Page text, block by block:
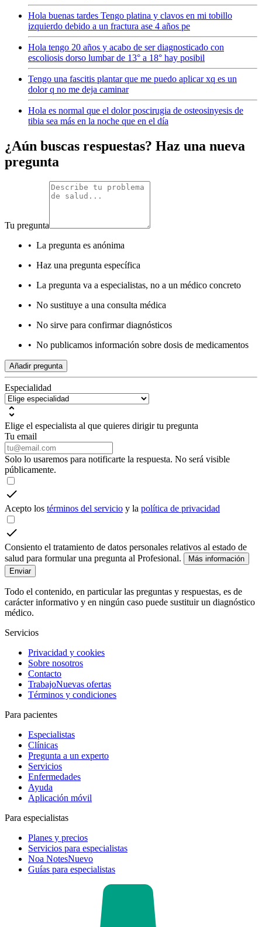
Hola buenas tardes Tengo platina y clavos en mi tobillo
izquierdo debido a un fractura ase 4 años pe
Hola tengo 20 años y acabo de ser diagnosticado con
escoliosis dorso lumbar de 13° a 18° hay posibil
Tengo una fascitis plantar que me puedo aplicar xq es un
dolor q no me deja caminar
Hola es normal que el dolor poscirugia de osteosinyesis de
tibia sea más en la noche que en el día
¿Aún buscas respuestas? Haz una nueva
pregunta
Tu pregunta
• La pregunta es anónima
• Haz una pregunta específica
• La pregunta va a especialistas, no a un médico concreto
• No sustituye a una consulta médica
• No sirve para confirmar diagnósticos
• No publicamos información sobre dosis de medicamentos
Añadir pregunta
Especialidad
Elige el especialista al que quieres dirigir tu pregunta
Tu email
Solo lo usaremos para notificarte la respuesta. No será visible
públicamente.
Acepto los términos del servicio y la política de privacidad
Consiento el tratamiento de datos personales relativos al estado de
salud para formular una pregunta al Profesional.
Más información
Enviar
Todo el contenido, en particular las preguntas y respuestas, es de
carácter informativo y en ningún caso puede sustituir un diagnóstico
médico.
Servicios
Privacidad y cookies
Sobre nosotros
Contacto
TrabajoNuevas ofertas
Términos y condiciones
Para pacientes
Especialistas
Clínicas
Pregunta a un experto
Servicios
Enfermedades
Ayuda
Aplicación móvil
Para especialistas
Planes y precios
Servicios para especialistas
Noa NotesNuevo
Guías para especialistas